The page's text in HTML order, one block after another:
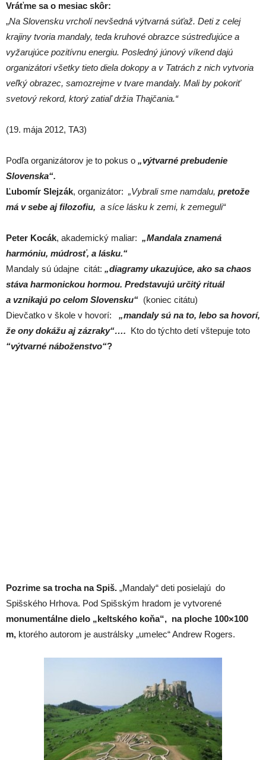
Vráťme sa o mesiac skôr:
„Na Slovensku vrcholí nevšedná výtvarná súťaž. Deti z celej
krajiny tvoria mandaly, teda kruhové obrazce sústreďujúce a
vyžarujúce pozitívnu energiu. Posledný júnový víkend dajú
organizátori všetky tieto diela dokopy a v Tatrách z nich vytvoria
veľký obrazec, samozrejme v tvare mandaly. Mali by pokoriť
svetový rekord, ktorý zatiaľ držia Thajčania.“
(19. mája 2012, TA3)
Podľa organizátorov je to pokus o „výtvarné prebudenie
Slovenska“.
Ľubomír Slejzák, organizátor: „Vybrali sme namdalu, pretože
má v sebe aj filozofiu, a síce lásku k zemi, k zemeguli“
Peter Kocák, akademický maliar: „Mandala znamená
harmóniu, múdrosť, a lásku.“
Mandaly sú údajne citát: „diagramy ukazujúce, ako sa chaos
stáva harmonickou hormou. Predstavujú určitý rituál
a vznikajú po celom Slovensku“ (koniec citátu)
Dievčatko v škole v hovorí: „mandaly sú na to, lebo sa hovorí,
že ony dokážu aj zázraky“…. Kto do týchto detí vštepuje toto
“výtvarné náboženstvo“?
Pozrime sa trocha na Spiš. „Mandaly“ deti posielajú do
Spišského Hrhova. Pod Spišským hradom je vytvorené
monumentálne dielo „keltského koňa“, na ploche 100×100
m, ktorého autorom je austrálsky „umelec“ Andrew Rogers.